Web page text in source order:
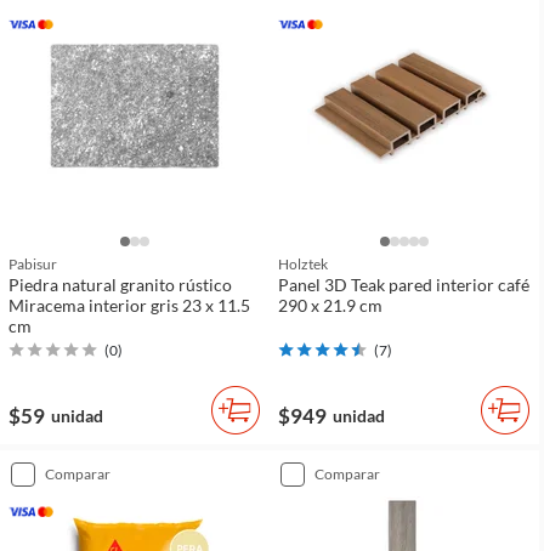
Pabisur
Piedra natural granito rústico
Miracema interior gris 23 x 11.5
cm
(0)
$59 unidad
Holztek
Panel 3D Teak pared interior café
290 x 21.9 cm
(7)
$949 unidad
comparar comparar